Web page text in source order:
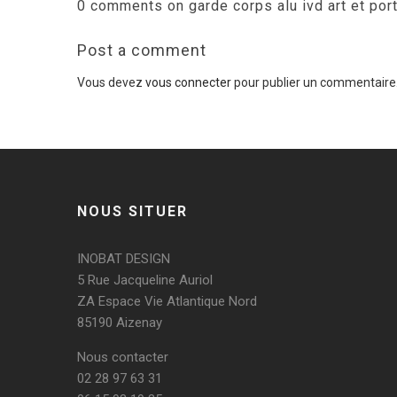
0 comments on garde corps alu ivd art et
Post a comment
Vous devezvous connecterpour publier un commentaire.
NOUS SITUER
INOBAT DESIGN
5 Rue Jacqueline Auriol
ZA Espace Vie Atlantique Nord
85190 Aizenay
Nous contacter
02 28 97 63 31